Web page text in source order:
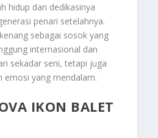
hidup dan dedikasinya
penari setelahnya.
sebagai sosok yang
internasional dan
sekadar seni, tetapi juga
emosi yang mendalam.
IKON BALET